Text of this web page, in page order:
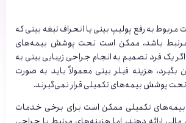
مربوط به رفع پولیپ بینی یا انحراف تیغه بینی که
باشد، ممکن است تحت پوشش بیمه‌های
اگر یک فرد تصمیم به انجام جراحی زیبایی بینی به
بگیرد، هزینه فیلر بینی معمولاً باید به صورت
پوشش بیمه‌های تکمیلی قرار نمی‌گیرند.
تکمیلی ممکن است برای برخی خدمات